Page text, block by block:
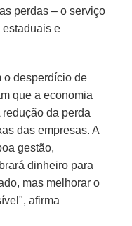
perdas – o serviço
estaduais e
o desperdício de
que a economia
da perda
das empresas. A
gestão,
dinheiro para
mas melhorar o
afirma